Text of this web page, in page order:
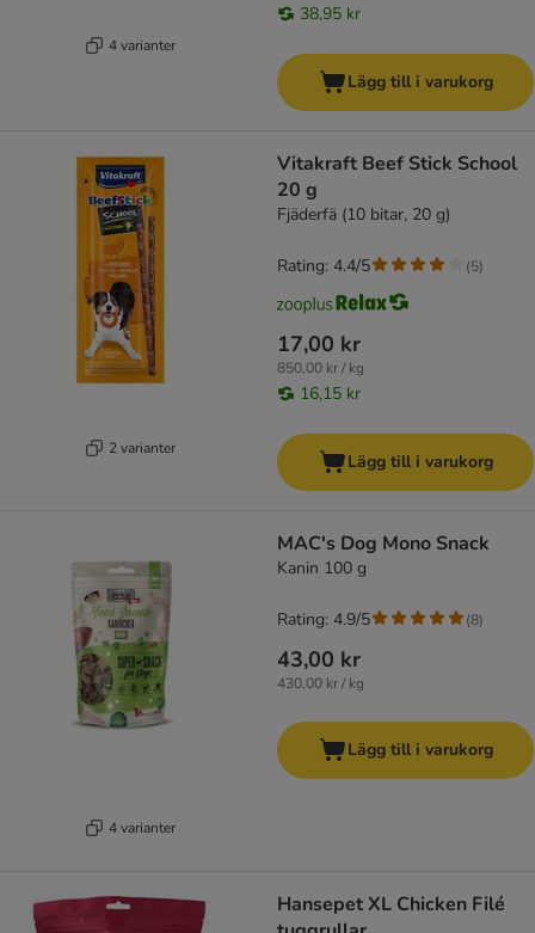
4 varianter
38,95 kr
Lägg till i varukorg
2 varianter
Vitakraft Beef Stick School
20 g
Fjäderfä (10 bitar, 20 g)
17,00 kr
850,00 kr / kg
16,15 kr
Rating: 4.4/5 (5)
Lägg till i varukorg
4 varianter
MAC's Dog Mono Snack
Kanin 100 g
43,00 kr
430,00 kr / kg
Rating: 4.9/5 (8)
Lägg till i varukorg
Hansepet XL Chicken Filé